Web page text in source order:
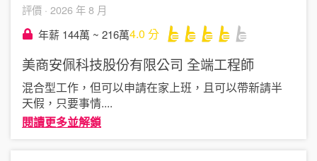
評價 · 2026 年 8 月
年薪 144萬 ~ 216萬4.0 分
美商安佩科技股份有限公司 全端工程師
混合型工作，但可以申請在家上班，且可以帶新請半
天假，只要事情....
閱讀更多並解鎖